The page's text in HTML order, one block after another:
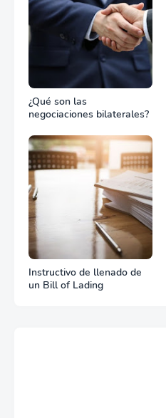
¿Qué son las
negociaciones bilaterales?
Instructivo de llenado de
un Bill of Lading